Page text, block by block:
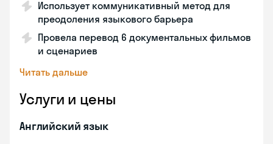
Использует коммуникативный метод для
преодоления языкового барьера
Провела перевод 6 документальных фильмов
и сценариев
Читать дальше
Услуги и цены
Английский язык